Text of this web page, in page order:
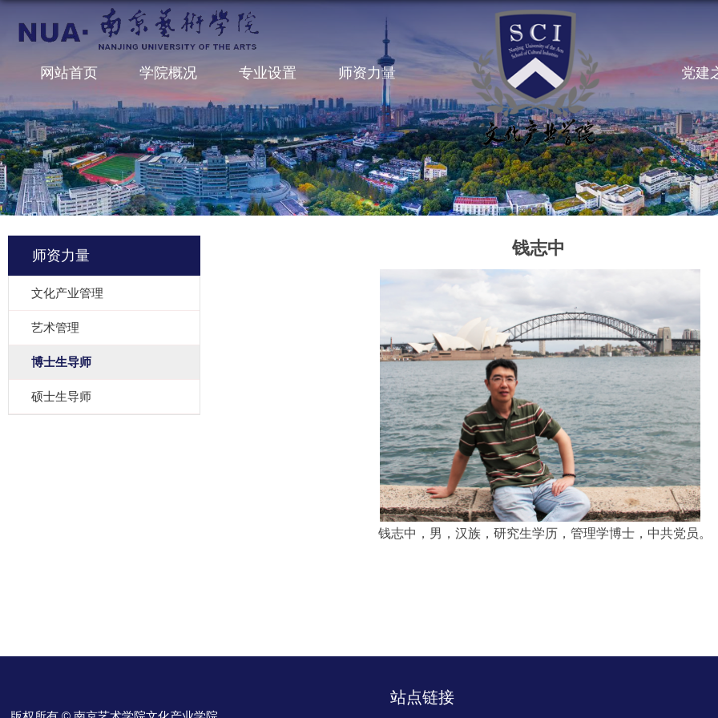
网站首页 学院概况 专业设置 师资力量 党建
师资力量
文化产业管理
艺术管理
博士生导师
硕士生导师
钱志中
钱志中，男，汉族，研究生学历，管理学博士，中共党员。
站点链接